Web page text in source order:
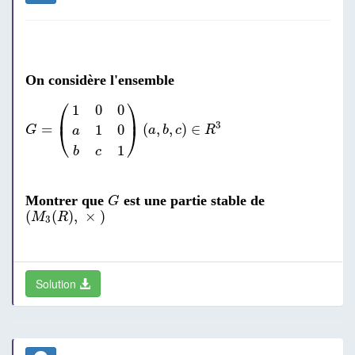
On considère l'ensemble
G = ⎛
⎜⎝
1 0 0
a 1 0
b c 1
⎞⎟
⎠ (a, b, c) ∈ R3
1 0 1 bc1
Montrer que G
G est une partie stable de
(M3(R), × )
(M3(R),×)
Solution